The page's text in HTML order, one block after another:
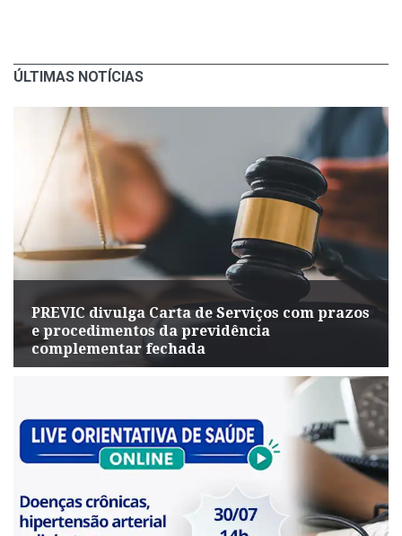
ÚLTIMAS NOTÍCIAS
PREVIC divulga Carta de Serviços com prazos
e procedimentos da previdência
complementar fechada